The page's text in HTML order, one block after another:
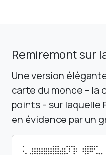
Remiremont sur
Une version
carte du monde – la
points – sur laquelle
en évidence par un